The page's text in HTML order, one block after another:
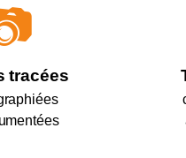
tracées